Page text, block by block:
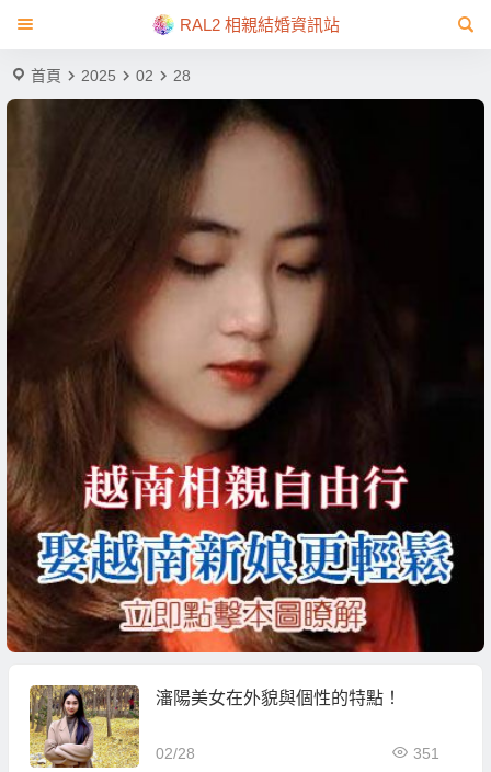
RAL2 相親結婚資訊站
首頁 2025 02 28
瀋陽美女在外貌與個性的特點！
02/28 351